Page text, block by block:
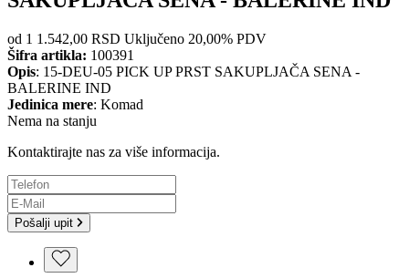
od 1 1.542,00 RSD Uključeno 20,00% PDV
Šifra artikla: 100391
Opis: 15-DEU-05 PICK UP PRST SAKUPLJAČA SENA -
BALERINE IND
Jedinica mere: Komad
Nema na stanju
Kontaktirajte nas za više informacija.
Pošalji upit